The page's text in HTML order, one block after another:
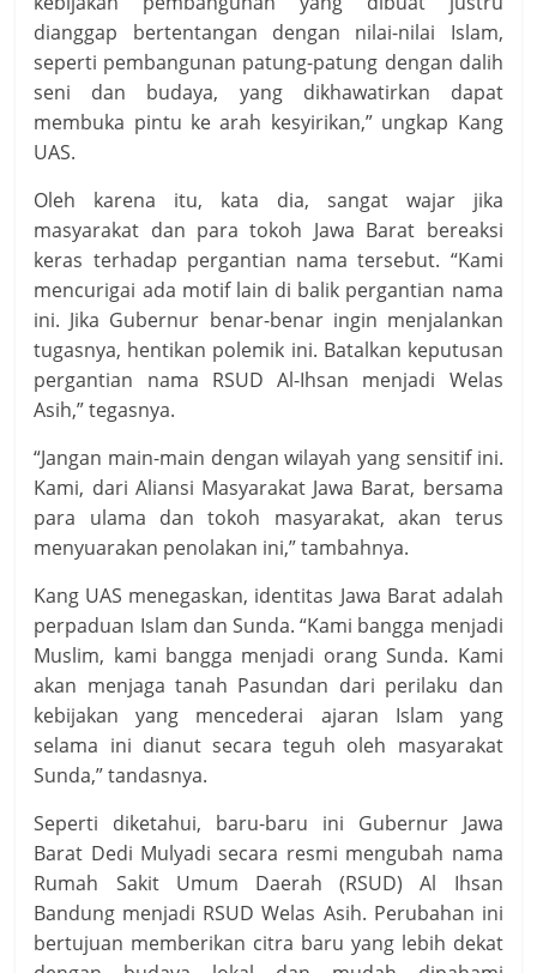
dianggap bertentangan dengan nilai-nilai Islam,
seperti pembangunan patung-patung dengan dalih
seni dan budaya, yang dikhawatirkan dapat
membuka pintu ke arah kesyirikan,” ungkap Kang
UAS.
Oleh karena itu, kata dia, sangat wajar jika
masyarakat dan para tokoh Jawa Barat bereaksi
keras terhadap pergantian nama tersebut. “Kami
mencurigai ada motif lain di balik pergantian nama
ini. Jika Gubernur benar-benar ingin menjalankan
tugasnya, hentikan polemik ini. Batalkan keputusan
pergantian nama RSUD Al-Ihsan menjadi Welas
Asih,” tegasnya.
“Jangan main-main dengan wilayah yang sensitif ini.
Kami, dari Aliansi Masyarakat Jawa Barat, bersama
para ulama dan tokoh masyarakat, akan terus
menyuarakan penolakan ini,” tambahnya.
Kang UAS menegaskan, identitas Jawa Barat adalah
perpaduan Islam dan Sunda. “Kami bangga menjadi
Muslim, kami bangga menjadi orang Sunda. Kami
akan menjaga tanah Pasundan dari perilaku dan
kebijakan yang mencederai ajaran Islam yang
selama ini dianut secara teguh oleh masyarakat
Sunda,” tandasnya.
Seperti diketahui, baru-baru ini Gubernur Jawa
Barat Dedi Mulyadi secara resmi mengubah nama
Rumah Sakit Umum Daerah (RSUD) Al Ihsan
Bandung menjadi RSUD Welas Asih. Perubahan ini
bertujuan memberikan citra baru yang lebih dekat